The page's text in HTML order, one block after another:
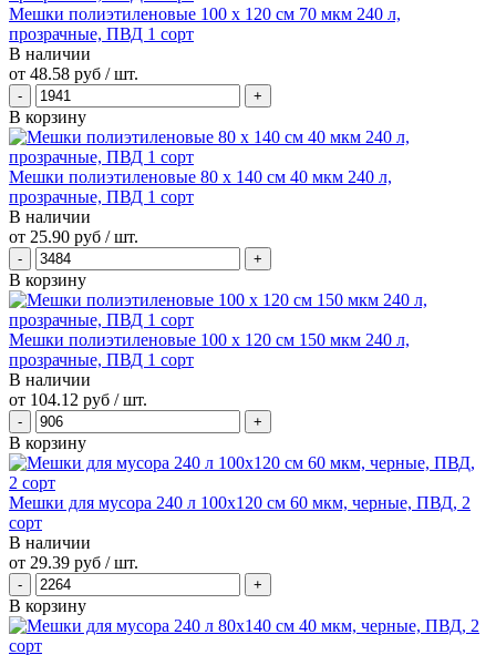
Мешки полиэтиленовые 100 х 120 см 70 мкм 240 л,
прозрачные, ПВД 1 сорт
В наличии
от 48.58 руб / шт.
В корзину
Мешки полиэтиленовые 80 х 140 см 40 мкм 240 л,
прозрачные, ПВД 1 сорт
В наличии
от 25.90 руб / шт.
В корзину
Мешки полиэтиленовые 100 х 120 см 150 мкм 240 л,
прозрачные, ПВД 1 сорт
В наличии
от 104.12 руб / шт.
В корзину
Мешки для мусора 240 л 100х120 см 60 мкм, черные, ПВД, 2
сорт
В наличии
от 29.39 руб / шт.
В корзину